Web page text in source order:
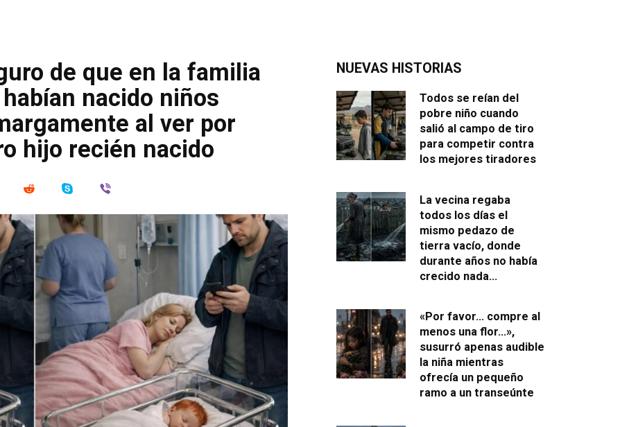
de que en la familia
nacido niños
al ver por
hijo recién nacido
NUEVAS HISTORIAS
Todos se reían del
pobre niño cuando
salió al campo de tiro
para competir contra
los mejores tiradores
La vecina regaba
todos los días el
mismo pedazo de
tierra vacío, donde
durante años no había
crecido nada…
«Por favor… compre al
menos una flor…»,
susurró apenas audible
la niña mientras
ofrecía un pequeño
ramo a un transeúnte